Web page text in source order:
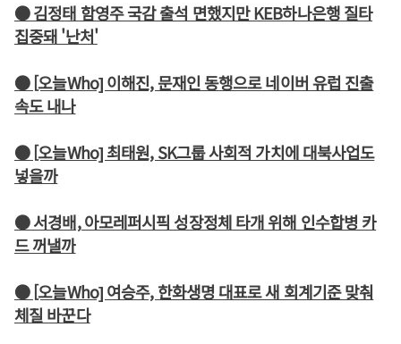
● 김정태 함영주 국감 출석 면했지만 KEB하나은행 질타
집중돼 '난처'
● [오늘Who] 이해진, 문재인 동행으로 네이버 유럽 진출
속도 내나
● [오늘Who] 최태원, SK그룹 사회적 가치에 대북사업도
넣을까
● 서경배, 아모레퍼시픽 성장정체 타개 위해 인수합병 카
드 꺼낼까
● [오늘Who] 여승주, 한화생명 대표로 새 회계기준 맞춰
체질 바꾼다